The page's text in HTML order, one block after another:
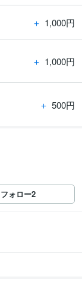
＋ 1,000円
＋ 1,000円
＋ 500円
フォロー2